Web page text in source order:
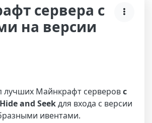
сервера с
на версии
лучших Майнкрафт серверовс
and Seekдля входа с версии
ивентами.